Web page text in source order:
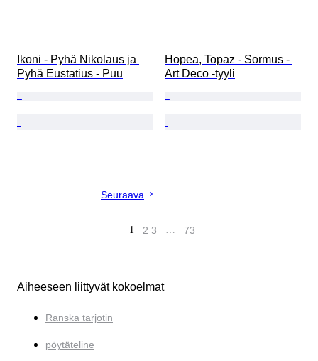
Ikoni - Pyhä Nikolaus ja
Pyhä Eustatius - Puu
Hopea, Topaz - Sormus -
Art Deco -tyyli
Seuraava
1 2 3 … 73
Aiheeseen liittyvät kokoelmat
Ranska tarjotin
pöytäteline